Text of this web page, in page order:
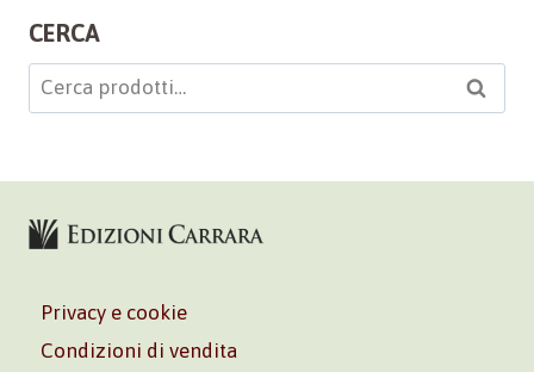
CERCA
Cerca: Cerca
Privacy e cookie
Condizioni di vendita